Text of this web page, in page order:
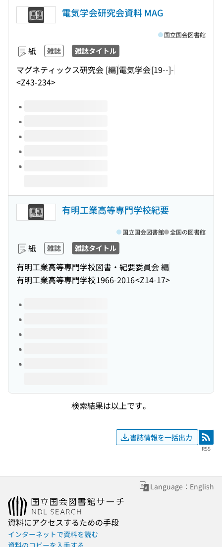
電気学会研究会資料 MAG
紙 雑誌 雑誌タイトル
マグネティックス研究会 [編]電気学会[19--]-
<Z43-234>
国立国会図書館
このタイトルの巻号
有明工業高等専門学校紀要
紙 雑誌 雑誌タイトル
有明工業高等専門学校図書・紀要委員会 編
有明工業高等専門学校1966-2016<Z14-17>
国立国会図書館 全国の図書館
このタイトルの巻号
検索結果は以上です。
書誌情報を一括出力 RSS
RSS
Language：English
資料にアクセスするための手段
インターネットで資料を読む
資料のコピーを入手する